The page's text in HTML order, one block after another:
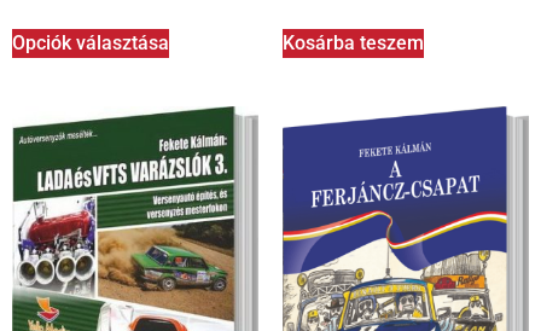
Opciók választása Kosárba teszem